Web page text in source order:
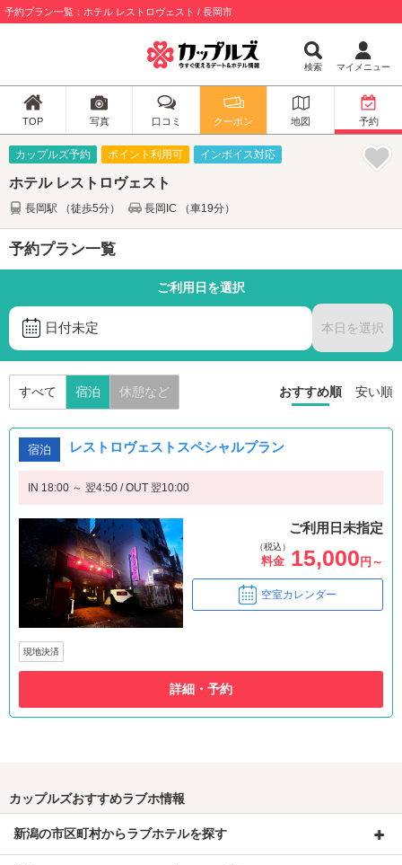
予約プラン一覧：ホテル レストロヴェスト / 長岡市
検索 マイメニュー
TOP 写真 口コミ クーポン 地図 予約
カップルズ予約 ポイント利用可 インボイス対応
ホテル レストロヴェスト
長岡駅 （徒歩5分） 長岡IC （車19分）
予約プラン一覧
ご利用日を選択
日付未定 本日を選択
すべて 宿泊 休憩など おすすめ順 安い順
宿泊 レストロヴェストスペシャルプラン
IN 18:00 ～ 翌4:50 / OUT 翌10:00
ご利用日未指定
（税込）
料金 15,000 円～
空室カレンダー
現地決済
詳細・予約
カップルズおすすめラブホ情報
新潟の市区町村からラブホテルを探す